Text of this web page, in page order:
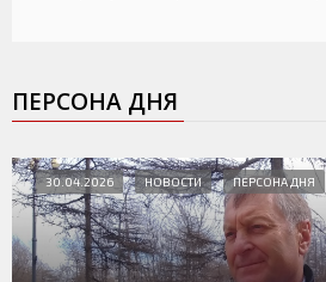
ПЕРСОНА ДНЯ
30.04.2026 НОВОСТИ ПЕРСОНА ДНЯ